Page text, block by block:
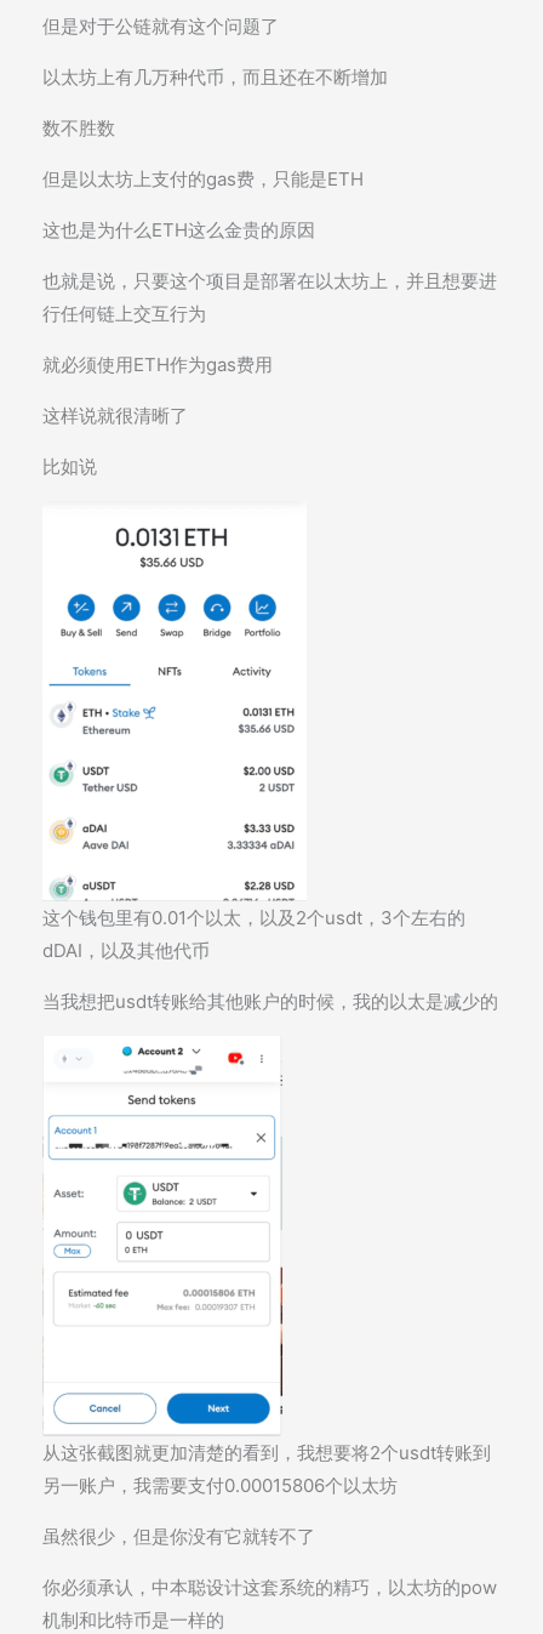
但是对于公链就有这个问题了
以太坊上有几万种代币，而且还在不断增加
数不胜数
但是以太坊上支付的gas费，只能是ETH
这也是为什么ETH这么金贵的原因
也就是说，只要这个项目是部署在以太坊上，并且想要进
行任何链上交互行为
就必须使用ETH作为gas费用
这样说就很清晰了
比如说
这个钱包里有0.01个以太，以及2个usdt，3个左右的
dDAI，以及其他代币
当我想把usdt转账给其他账户的时候，我的以太是减少的
从这张截图就更加清楚的看到，我想要将2个usdt转账到
另一账户，我需要支付0.00015806个以太坊
虽然很少，但是你没有它就转不了
你必须承认，中本聪设计这套系统的精巧，以太坊的pow
机制和比特币是一样的